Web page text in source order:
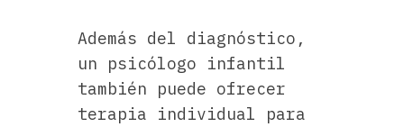
Además del diagnóstico,
un psicólogo infantil
también puede ofrecer
terapia individual para